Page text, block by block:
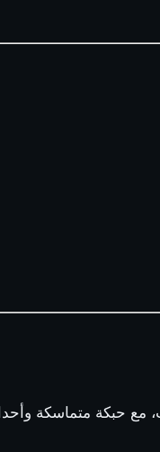
مع حبكة متماسكة